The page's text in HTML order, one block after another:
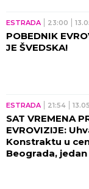
ESTRADA 23:00
POBEDNIK
JE ŠVEDSKA!
ESTRADA 21:54
SAT VREMENA
EVROVIZIJE:
Konstraktu u
Beograda,